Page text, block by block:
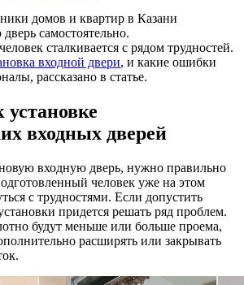
домов и квартир в Казани
самостоятельно.
сталкивается с рядом трудностей.
входной двери, и какие ошибки
рассказано в статье.
установке
входных дверей
входную дверь, нужно правильно
человек уже на этом
с трудностями. Если допустить
придется решать ряд проблем.
будут меньше или больше проема,
расширять или закрывать